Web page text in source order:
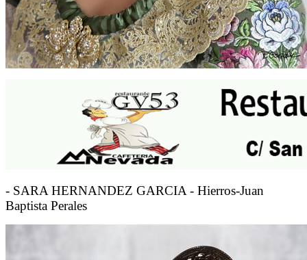
- SARA HERNANDEZ GARCIA - Hierros-Juan
Baptista Perales